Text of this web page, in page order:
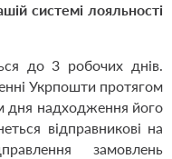
системі лояльності
до 3 робочих днів.
Укрпошти протягом
дня надходження його
відправникові на
замовлень